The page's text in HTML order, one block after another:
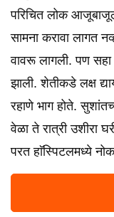
परिचित लोक
सामना करावा लागत
वावरू लागली. पण सहा
झाली. शेतीकडे लक्ष
रहाणे भाग होते.
वेळा ते रात्री उशीरा
परत हाॅस्पिटलमध्ये